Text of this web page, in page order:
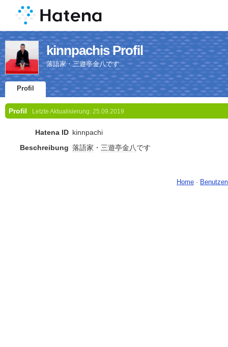
kinnpachis Profil
落語家・三遊亭金八です
Profil
Profil Letzte Aktualisierung: 25.09.2019
Hatena ID kinnpachi
Beschreibung 落語家 ・ 三遊亭金八です
Home -